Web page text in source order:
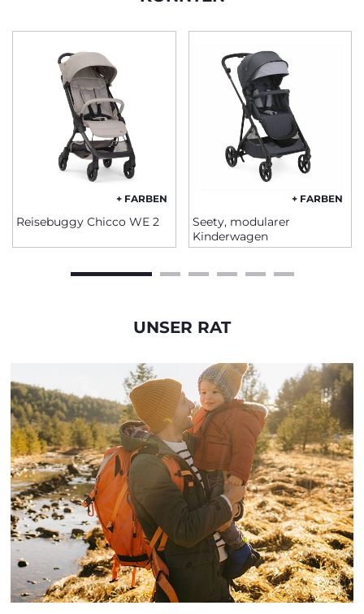
+ FARBEN
Reisebuggy Chicco WE 2
+ FARBEN
Seety, modularer
Kinderwagen
UNSER RAT